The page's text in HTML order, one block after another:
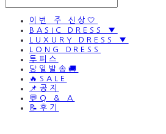
이번 주 신상🤍
BASIC DRESS ▼
LUXURY DRESS ▼
LONG DRESS
투피스
당일발송🚚
🔥SALE
📌공지
💬Q & A
📝후기